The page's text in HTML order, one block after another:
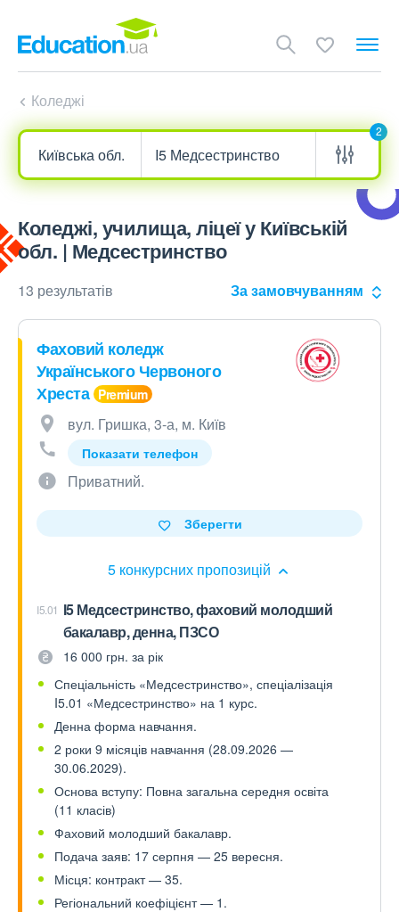
Коледжі
2
Коледжі, училища, ліцеї у Київській
обл. | Медсестринство
13 результатів За замовчуванням
Фаховий коледж
Українського Червоного
Хреста
вул. Гришка, 3-а, м. Київ
Показати телефон
Приватний.
5 конкурсних пропозицій
Зберегти
I5.01 І5 Медсестринство, фаховий молодший
бакалавр, денна, ПЗСО
16 000 грн. за рік
Спеціальність «Медсестринство», спеціалізація
I5.01 «Медсестринство» на 1 курс.
Денна форма навчання.
2 роки 9 місяців навчання (28.09.2026 —
30.06.2029).
Основа вступу: Повна загальна середня освіта
(11 класів)
Фаховий молодший бакалавр.
Подача заяв: 17 серпня — 25 вересня.
Місця: контракт — 35.
Регіональний коефіцієнт — 1.